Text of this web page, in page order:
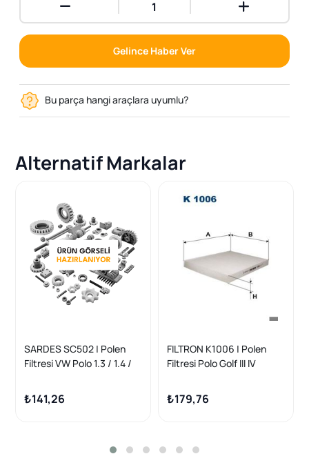
Gelince Haber Ver
Bu parça hangi araçlara uyumlu?
Alternatif Markalar
SARDES SC502 | Polen
Filtresi VW Polo 1.3 / 1.4 /
93-98
₺141,26
FILTRON K1006 | Polen
Filtresi Polo Golf III IV
Passat H=24mm
₺179,76